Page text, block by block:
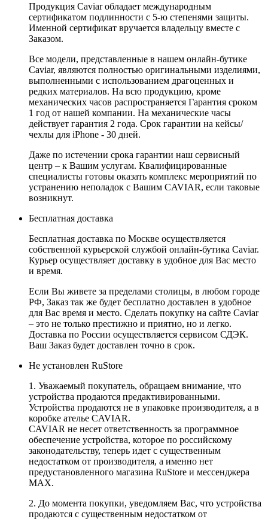
Продукция Caviar обладает международным
сертификатом подлинности с 5-ю степенями защиты.
Именной сертификат вручается владельцу вместе с
Заказом.
Все модели, представленные в нашем онлайн-бутике
Caviar, являются полностью оригинальными изделиями,
выполненными с использованием драгоценных и
редких материалов. На всю продукцию, кроме
механических часов распространяется Гарантия сроком
1 год от нашей компании. На механические часы
действует гарантия 2 года. Срок гарантии на кейсы/
чехлы для iPhone - 30 дней.
Даже по истечении срока гарантии наш сервисный
центр – к Вашим услугам. Квалифицированные
специалисты готовы оказать комплекс мероприятий по
устранению неполадок с Вашим CAVIAR, если таковые
возникнут.
Бесплатная доставка
Бесплатная доставка по Москве осуществляется
собственной курьерской службой онлайн-бутика Caviar.
Курьер осуществляет доставку в удобное для Вас место
и время.
Если Вы живете за пределами столицы, в любом городе
РФ, Заказ так же будет бесплатно доставлен в удобное
для Вас время и место. Сделать покупку на сайте Caviar
– это не только престижно и приятно, но и легко.
Доставка по России осуществляется сервисом СДЭК.
Ваш Заказ будет доставлен точно в срок.
Не установлен RuStore
1. Уважаемый покупатель, обращаем внимание, что
устройства продаются предактивированными.
Устройства продаются не в упаковке производителя, а в
коробке ателье CAVIAR.
CAVIAR не несет ответственность за программное
обеспечение устройства, которое по российскому
законодательству, теперь идет с существенным
недостатком от производителя, а именно нет
предустановленного магазина RuStore и мессенджера
MAX.
2. До момента покупки, уведомляем Вас, что устройства
продаются с существенным недостатком от